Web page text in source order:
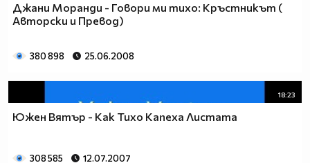
Джани Моранди - Говори ми тихо: Кръстникът (
Авторски и Превод)
380 898 25.06.2008
18:23
Южен Вятър - Как Тихо Капеха Листата
308 585 12.07.2007